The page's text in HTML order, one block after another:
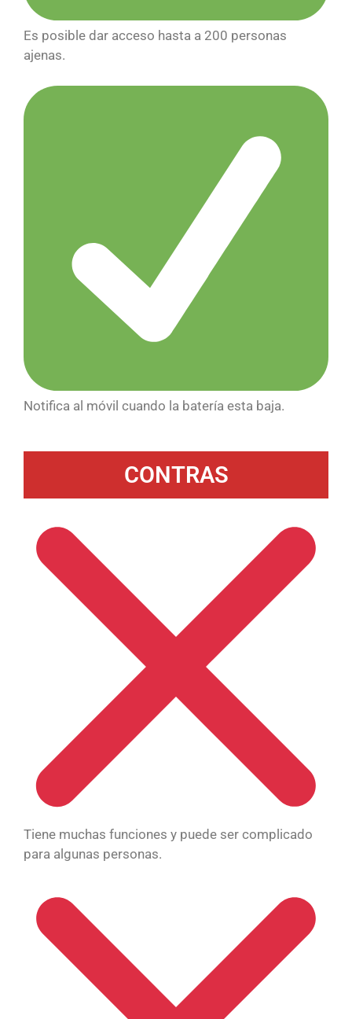
Es posible dar acceso hasta a 200 personas
ajenas.
Notifica al móvil cuando la batería esta baja.
CONTRAS
Tiene muchas funciones y puede ser complicado
para algunas personas.